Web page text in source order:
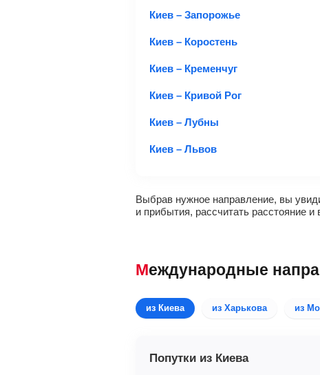
Киев – Запорожье
Киев – Коростень
Киев – Кременчуг
Киев – Кривой Рог
Киев – Лубны
Киев – Львов
Выбрав нужное направление, вы
и прибытия, рассчитать расстояние и
Международные
из Киева из Харькова из
Попутки из Киева